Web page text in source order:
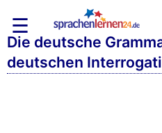
☰
Die deutsche
deutschen